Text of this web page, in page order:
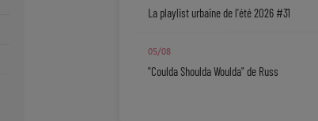
La playlist urbaine de l'été 2026 #31
05/08
"Coulda Shoulda Woulda" de Russ